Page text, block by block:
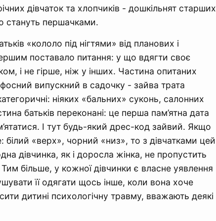
дівчаток та хлопчиків - дошкільнят старших
стануть першачками.
«кололо під нігтями» від планових і
поставало питання: у що вдягти своє
і не гірше, ніж у інших. Частина опитаних
випускний в садочку - зайва трата
ніяких «бальних» суконь, салонних
батьків переконані: це перша пам’ятна дата
І тут будь-який дрес-код зайвий. Якщо
білий «верх», чорний «низ», то з дівчатками цей
дівчинка, як і доросла жінка, не пропустить
більше, у кожної дівчинки є власне уявлення
її одягати щось інше, коли вона хоче
дитині психологічну травму, вважають деякі